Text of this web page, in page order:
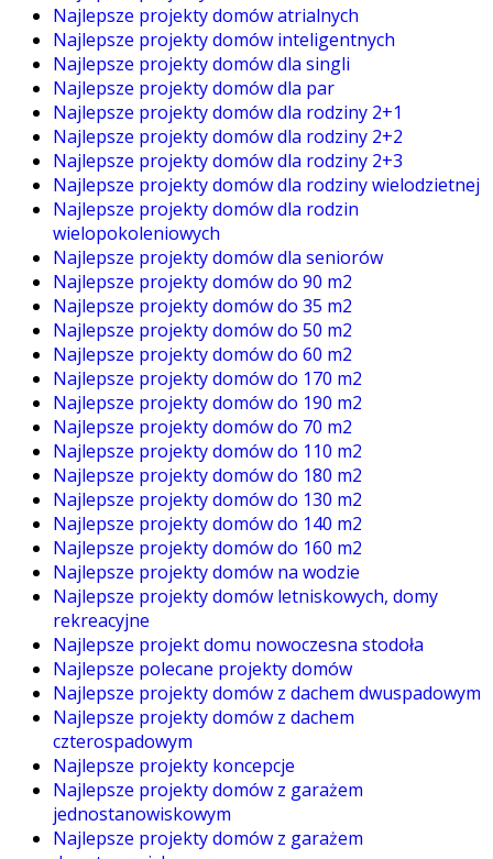
Najlepsze projekty domów atrialnych
Najlepsze projekty domów inteligentnych
Najlepsze projekty domów dla singli
Najlepsze projekty domów dla par
Najlepsze projekty domów dla rodziny 2+1
Najlepsze projekty domów dla rodziny 2+2
Najlepsze projekty domów dla rodziny 2+3
Najlepsze projekty domów dla rodziny wielodzietnej
Najlepsze projekty domów dla rodzin
wielopokoleniowych
Najlepsze projekty domów dla seniorów
Najlepsze projekty domów do 90 m2
Najlepsze projekty domów do 35 m2
Najlepsze projekty domów do 50 m2
Najlepsze projekty domów do 60 m2
Najlepsze projekty domów do 170 m2
Najlepsze projekty domów do 190 m2
Najlepsze projekty domów do 70 m2
Najlepsze projekty domów do 110 m2
Najlepsze projekty domów do 180 m2
Najlepsze projekty domów do 130 m2
Najlepsze projekty domów do 140 m2
Najlepsze projekty domów do 160 m2
Najlepsze projekty domów na wodzie
Najlepsze projekty domów letniskowych, domy
rekreacyjne
Najlepsze projekt domu nowoczesna stodoła
Najlepsze polecane projekty domów
Najlepsze projekty domów z dachem dwuspadowym
Najlepsze projekty domów z dachem
czterospadowym
Najlepsze projekty koncepcje
Najlepsze projekty domów z garażem
jednostanowiskowym
Najlepsze projekty domów z garażem